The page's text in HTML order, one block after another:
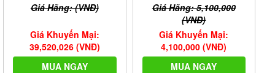
Giá Hãng: (VNĐ)
Giá Khuyến Mại:
39,520,026 (VNĐ)
MUA NGAY
Giá Hãng: 5,100,000
(VNĐ)
Giá Khuyến Mại:
4,100,000 (VNĐ)
MUA NGAY